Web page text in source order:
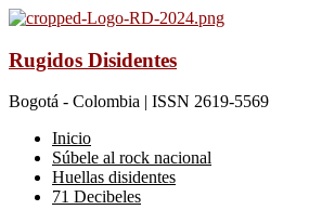
Rugidos Disidentes
Bogotá - Colombia | ISSN 2619-5569
Inicio
Súbele al rock nacional
Huellas disidentes
71 Decibeles